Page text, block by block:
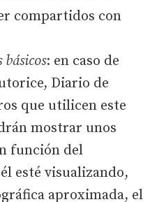
compartidos con
básicos: en caso de
Diario de
que utilicen este
mostrar unos
función del
esté visualizando,
aproximada, el